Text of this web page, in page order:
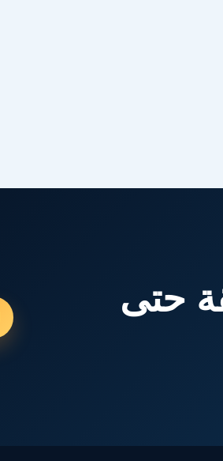
حتى